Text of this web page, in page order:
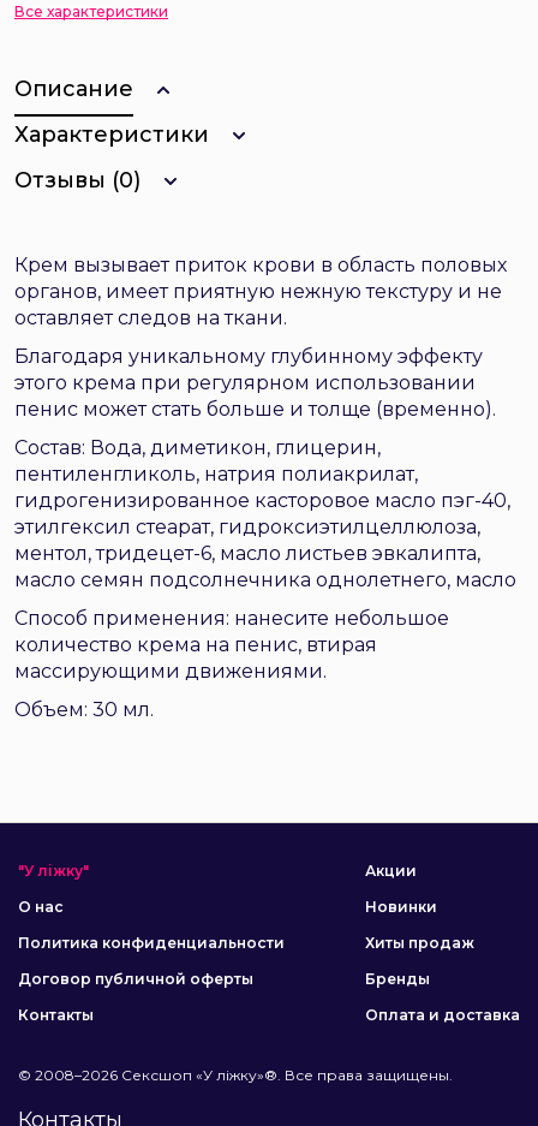
Все характеристики
Описание
Характеристики
Отзывы (0)
Крем вызывает приток крови в область половых
органов, имеет приятную нежную текстуру и не
оставляет следов на ткани.
Благодаря уникальному глубинному эффекту
этого крема при регулярном использовании
пенис может стать больше и толще (временно).
Состав: Вода, диметикон, глицерин,
пентиленгликоль, натрия полиакрилат,
гидрогенизированное касторовое масло пэг-40,
этилгексил стеарат, гидроксиэтилцеллюлоза,
ментол, тридецет-6, масло листьев эвкалипта,
масло семян подсолнечника однолетнего, масло
Способ применения: нанесите небольшое
количество крема на пенис, втирая
массирующими движениями.
Объем: 30 мл.
"У ліжку"
О нас
Политика конфиденциальности
Договор публичной оферты
Контакты
Акции
Новинки
Хиты продаж
Бренды
Оплата и доставка
© 2008–2026 Сексшоп «У ліжку»®. Все права защищены.
Контакты